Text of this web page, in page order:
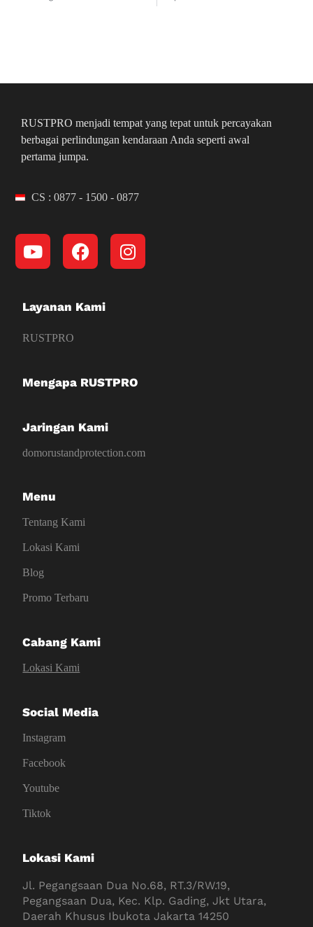
RUSTPRO menjadi tempat yang tepat untuk percayakan
berbagai perlindungan kendaraan Anda seperti awal
pertama jumpa.
CS : 0877 - 1500 - 0877
Layanan Kami
RUSTPRO
Mengapa RUSTPRO
Jaringan Kami
domorustandprotection.com
Menu
Tentang Kami
Lokasi Kami
Blog
Promo Terbaru
Cabang Kami
Lokasi Kami
Social Media
Instagram
Facebook
Youtube
Tiktok
Lokasi Kami
Jl. Pegangsaan Dua No.68, RT.3/RW.19,
Pegangsaan Dua, Kec. Klp. Gading, Jkt Utara,
Daerah Khusus Ibukota Jakarta 14250